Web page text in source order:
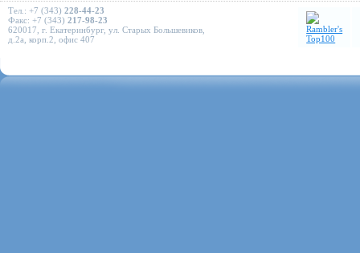
Тел.: +7 (343) 228-44-23
Факс: +7 (343) 217-98-23
620017, г. Екатеринбург, ул. Старых Большевиков,
д.2а, корп.2, офис 407